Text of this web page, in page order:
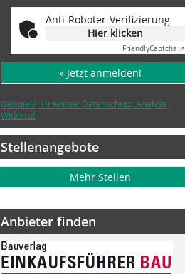
Anti-Roboter-Verifizierung
Hier klicken
FriendlyCaptcha ⇗
» Jetzt anmelden!
Beispiele, Hinweise: Datenschutz, Analyse,
Widerruf
Stellenangebote
Mehr Stellen
Anbieter finden